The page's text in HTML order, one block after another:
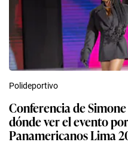
Polideportivo
Conferencia de
dónde ver el evento
Panamericanos Lima